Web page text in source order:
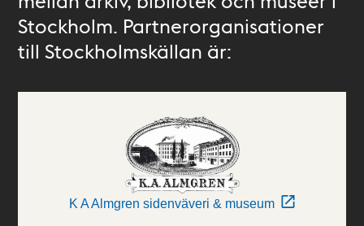
Stockholm. Partnerorganisationer
till Stockholmskällan är:
K A Almgren sidenväveri & museum